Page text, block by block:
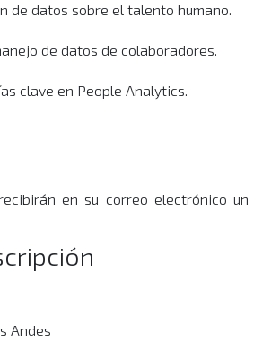
de datos sobre el talento humano.
de datos de colaboradores.
clave en People Analytics.
en su correo electrónico
Andes